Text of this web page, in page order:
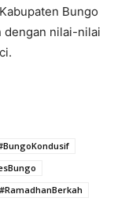
Bungo
dengan nilai-nilai
#RamadhanBerkah